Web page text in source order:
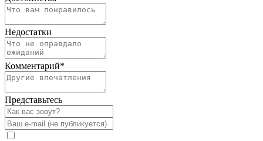
Недостатки
Комментарий*
Представьтесь